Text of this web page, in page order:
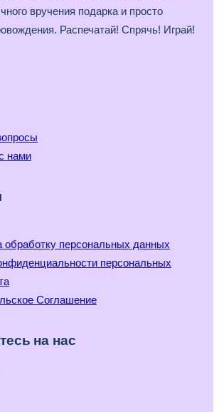
вручения подарка и просто
Распечатай! Спрячь! Играй!
нами
обработку персональных данных
персональных
Соглашение
на нас